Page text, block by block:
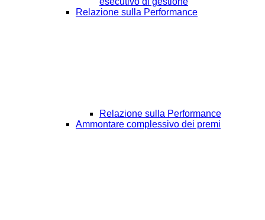
Relazione sulla Performance
Relazione sulla Performance
Ammontare complessivo dei premi